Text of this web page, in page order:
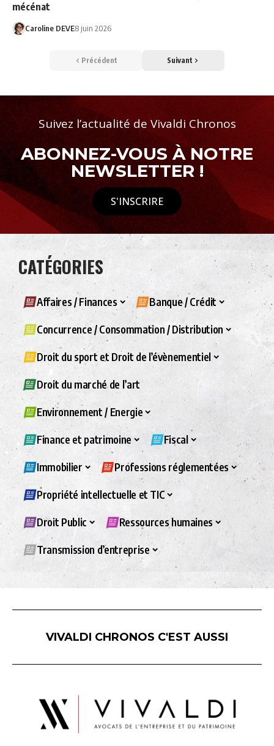
mécénat
Caroline DEVE8 juin 2026
Précédent Suivant
Suivez l’actualité de Vivaldi Chronos
ABONNEZ-VOUS À NOTRE
NEWSLETTER !
S'INSCRIRE
CATÉGORIES
Affaires / Finances Banque / Crédit
Concurrence / Consommation / Distribution
Droit du sport et Droit de l’évènementiel
Droit du marché de l’art
Environnement / Energie
Finance et patrimoine Fiscal
Immobilier Professions réglementées
Propriété intellectuelle et TIC
Droit Public Ressources humaines
Transmission d’entreprise
VIVALDI CHRONOS C'EST AUSSI